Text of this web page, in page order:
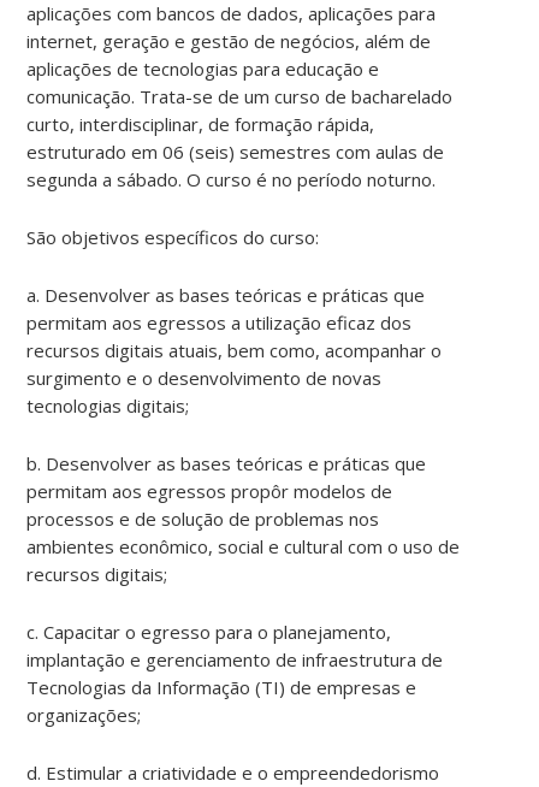
aplicações com bancos de dados, aplicações para
internet, geração e gestão de negócios, além de
aplicações de tecnologias para educação e
comunicação. Trata-se de um curso de bacharelado
curto, interdisciplinar, de formação rápida,
estruturado em 06 (seis) semestres com aulas de
segunda a sábado. O curso é no período noturno.
São objetivos específicos do curso:
a. Desenvolver as bases teóricas e práticas que
permitam aos egressos a utilização eficaz dos
recursos digitais atuais, bem como, acompanhar o
surgimento e o desenvolvimento de novas
tecnologias digitais;
b. Desenvolver as bases teóricas e práticas que
permitam aos egressos propôr modelos de
processos e de solução de problemas nos
ambientes econômico, social e cultural com o uso de
recursos digitais;
c. Capacitar o egresso para o planejamento,
implantação e gerenciamento de infraestrutura de
Tecnologias da Informação (TI) de empresas e
organizações;
d. Estimular a criatividade e o empreendedorismo